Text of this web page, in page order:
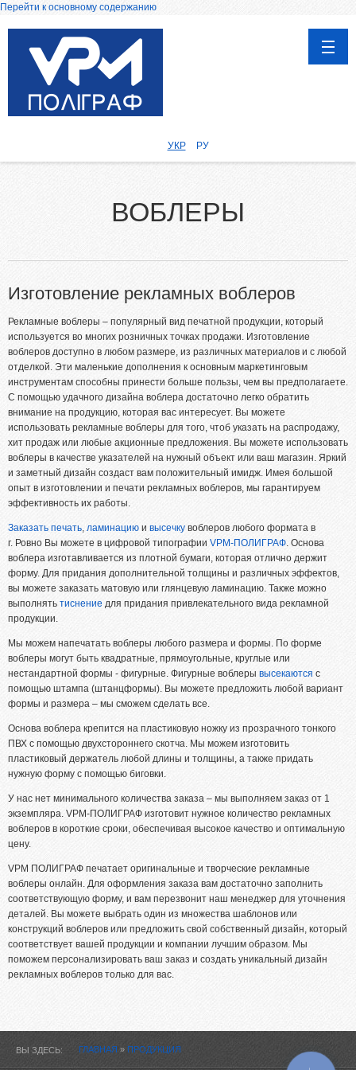
Перейти к основному содержанию
ГЛАВНАЯ
Дипломы, сертификаты и грамоты
Афиши, Плакаты
Флаера, буклеты, листовки
Фирменные бланки и конверты
Приглашения, поздравительные открытки
Пластиковые карты
Печать на чашках
Папки
Меню
Книги, брошюры, методические пособия
УСЛУГИ
Цифровая печать
Тиснение
Ризограф
Переплет
Офсетная печать
Ламинация/Ламинирование
Дизайн
Высечка, порезка
ПОРТФОЛИО
ОПЛАТА И ДОСТАВКА
СТАТЬИ
ПРАЙСЫ
УКР РУ
ВОБЛЕРЫ
Изготовление рекламных воблеров
Рекламные воблеры – популярный вид печатной продукции, который
используется во многих розничных точках продажи. Изготовление
воблеров доступно в любом размере, из различных материалов и с любой
отделкой. Эти маленькие дополнения к основным маркетинговым
инструментам способны принести больше пользы, чем вы предполагаете.
С помощью удачного дизайна воблера достаточно легко обратить
внимание на продукцию, которая вас интересует. Вы можете
использовать рекламные воблеры для того, чтоб указать на распродажу,
хит продаж или любые акционные предложения. Вы можете использовать
воблеры в качестве указателей на нужный объект или ваш магазин. Яркий
и заметный дизайн создаст вам положительный имидж. Имея большой
опыт в изготовлении и печати рекламных воблеров, мы гарантируем
эффективность их работы.
Заказать печать, ламинацию и высечку воблеров любого формата в
г. Ровно Вы можете в цифровой типографии VPM-ПОЛИГРАФ. Основа
воблера изготавливается из плотной бумаги, которая отлично держит
форму. Для придания дополнительной толщины и различных эффектов,
вы можете заказать матовую или глянцевую ламинацию. Также можно
выполнять тиснение для придания привлекательного вида рекламной
продукции.
Мы можем напечатать воблеры любого размера и формы. По форме
воблеры могут быть квадратные, прямоугольные, круглые или
нестандартной формы - фигурные. Фигурные воблеры высекаются с
помощью штампа (штанцформы). Вы можете предложить любой вариант
формы и размера – мы сможем сделать все.
Основа воблера крепится на пластиковую ножку из прозрачного тонкого
ПВХ с помощью двухстороннего скотча. Мы можем изготовить
пластиковый держатель любой длины и толщины, а также придать
нужную форму с помощью биговки.
У нас нет минимального количества заказа – мы выполняем заказ от 1
экземпляра. VPM-ПОЛИГРАФ изготовит нужное количество рекламных
воблеров в короткие сроки, обеспечивая высокое качество и оптимальную
цену.
VPM ПОЛИГРАФ печатает оригинальные и творческие рекламные
воблеры онлайн. Для оформления заказа вам достаточно заполнить
соответствующую форму, и вам перезвонит наш менеджер для уточнения
деталей. Вы можете выбрать один из множества шаблонов или
конструкций воблеров или предложить свой собственный дизайн, который
соответствует вашей продукции и компании лучшим образом. Мы
поможем персонализировать ваш заказ и создать уникальный дизайн
рекламных воблеров только для вас.
ВЫ ЗДЕСЬ ГЛАВНАЯ » ПРОДУКЦИЯ